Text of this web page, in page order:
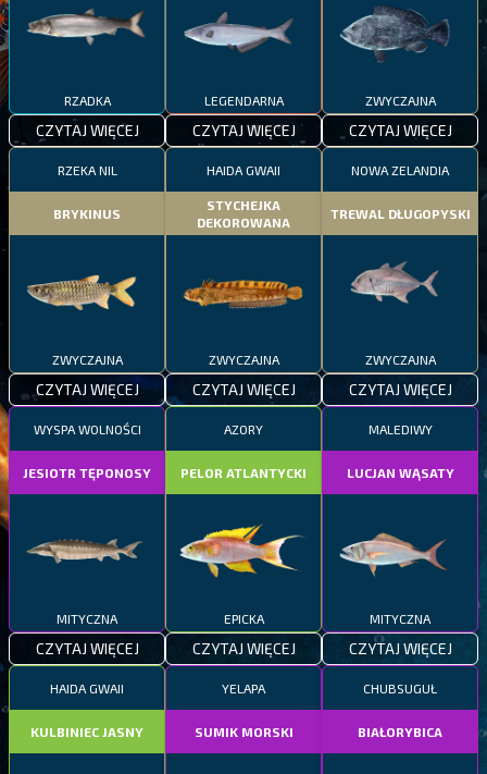
RZADKA
CZYTAJ WIĘCEJ
LEGENDARNA
CZYTAJ WIĘCEJ
ZWYCZAJNA
CZYTAJ WIĘCEJ
RZEKA NIL
BRYKINUS
ZWYCZAJNA
CZYTAJ WIĘCEJ
HAIDA GWAII
STYCHEJKA
DEKOROWANA
ZWYCZAJNA
CZYTAJ WIĘCEJ
NOWA ZELANDIA
TREWAL DŁUGOPYSKI
ZWYCZAJNA
CZYTAJ WIĘCEJ
WYSPA WOLNOŚCI
JESIOTR TĘPONOSY
MITYCZNA
CZYTAJ WIĘCEJ
AZORY
PELOR ATLANTYCKI
EPICKA
CZYTAJ WIĘCEJ
MALEDIWY
LUCJAN WĄSATY
MITYCZNA
CZYTAJ WIĘCEJ
HAIDA GWAII
KULBINIEC JASNY
YELAPA
SUMIK MORSKI
CHUBSUGUŁ
BIAŁORYBICA